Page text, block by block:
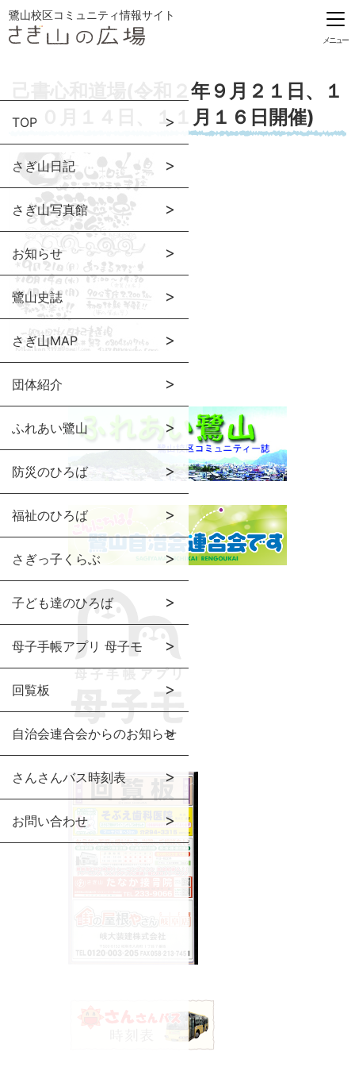
鷺山校区コミュニティ情報サイト
メニュー
TOP
さぎ山日記
さぎ山写真館
お知らせ
鷺山史誌
さぎ山MAP
団体紹介
ふれあい鷺山
防災のひろば
福祉のひろば
さぎっ子くらぶ
子ども達のひろば
母子手帳アプリ 母子モ
回覧板
自治会連合会からのお知らせ
さんさんバス時刻表
お問い合わせ
己書心和道場(令和２年９月２１日、１
０月１４日、１１月１６日開催)